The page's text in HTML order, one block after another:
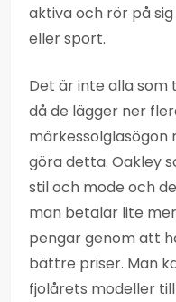
aktiva och rör på
eller sport.
Det är inte alla som
då de lägger ner
göra detta. Oakley
stil och mode och
man betalar lite
pengar genom att
bättre priser. Man
fjolårets modeller